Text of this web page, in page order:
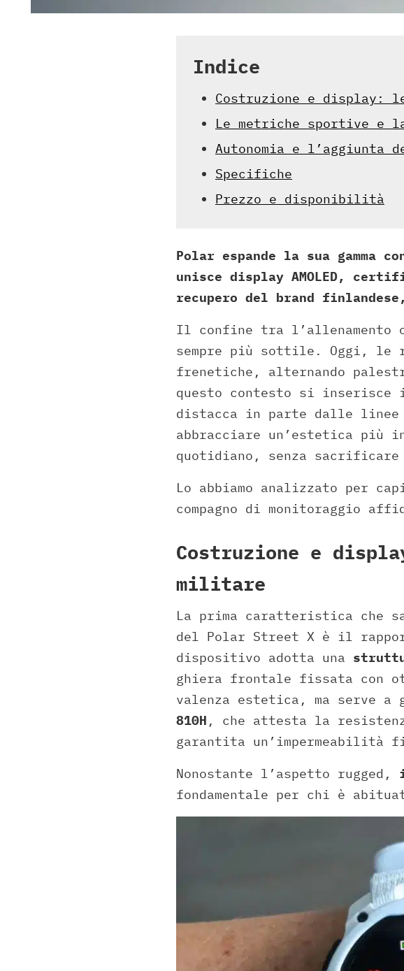
Indice
Costruzione e display:
Le metriche sportive e
Autonomia e l’aggiunta
Specifiche
Prezzo e disponibilità
Polar espande la sua gamma
unisce display AMOLED,
recupero del brand
Il confine tra l’allenamento
sempre più sottile. Oggi, le
frenetiche, alternando
questo contesto si inserisce
distacca in parte dalle linee
abbracciare un’estetica più
quotidiano, senza sacrificare
Lo abbiamo analizzato per
compagno di monitoraggio
Costruzione e
militare
La prima caratteristica che
del Polar Street X è il
dispositivo adotta una
ghiera frontale fissata con
valenza estetica, ma serve a
810H , che attesta la
garantita un’impermeabilità
Nonostante l’aspetto rugged,
fondamentale per chi è